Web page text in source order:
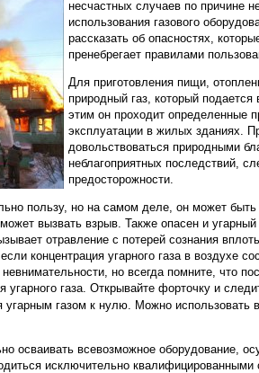
несчастных случаев по причине
использования газового
рассказать об опасностях,
пренебрегает правилами
Для приготовления пищи,
природный газ, который
этим он проходит определенные
эксплуатации в жилых зданиях.
довольствоваться природными
неблагоприятных последствий,
предосторожности.
пользу, но на самом деле, он может
вызвать взрыв. Также опасен и
отравление с потерей сознания
концентрация угарного газа в воздухе
но всегда помните, что
угарного газа. Открывайте форточку и
угарным газом к нулю. Можно использовать
осваивать всевозможное оборудование,
исключительно